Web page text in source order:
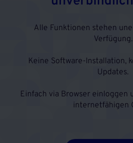
Alle Funktionen stehen
Verfügung.
Keine Software-Installation,
Updates.
Einfach via Browser einloggen
internetfähigen